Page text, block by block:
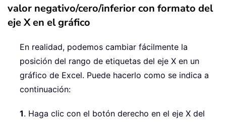
valor negativo/cero/inferior con formato del
eje X en el gráfico
En realidad, podemos cambiar fácilmente la
posición del rango de etiquetas del eje X en un
gráfico de Excel. Puede hacerlo como se indica a
continuación:
1. Haga clic con el botón derecho en el eje X del